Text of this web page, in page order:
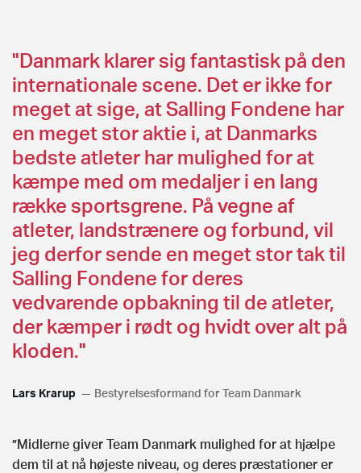
"Danmark klarer sig fantastisk på den
internationale scene. Det er ikke for
meget at sige, at Salling Fondene har
en meget stor aktie i, at Danmarks
bedste atleter har mulighed for at
kæmpe med om medaljer i en lang
række sportsgrene. På vegne af
atleter, landstrænere og forbund, vil
jeg derfor sende en meget stor tak til
Salling Fondene for deres
vedvarende opbakning til de atleter,
der kæmper i rødt og hvidt over alt på
kloden."
Lars Krarup Bestyrelsesformand for Team Danmark
”Midlerne giver Team Danmark mulighed for at hjælpe
dem til at nå højeste niveau, og deres præstationer er